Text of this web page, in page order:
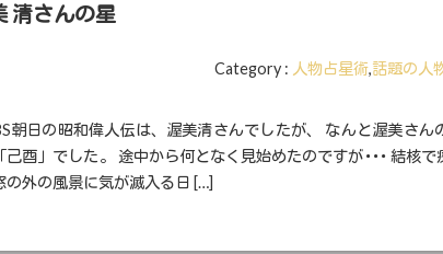
清さんの星
Category : 人物占星術,話題の人
朝日の昭和偉人伝は、渥美清さんでしたが、 なんと渥美さん
己酉」でした。 途中から何となく見始めたのですが･･･ 結核
の外の風景に気が滅入る日 […]